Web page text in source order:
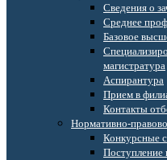
Сведения о
Среднее
Базовое
магистратура
Аспирантура
Прием в
Контакты
Нормативно-
Конкурсные
Поступление